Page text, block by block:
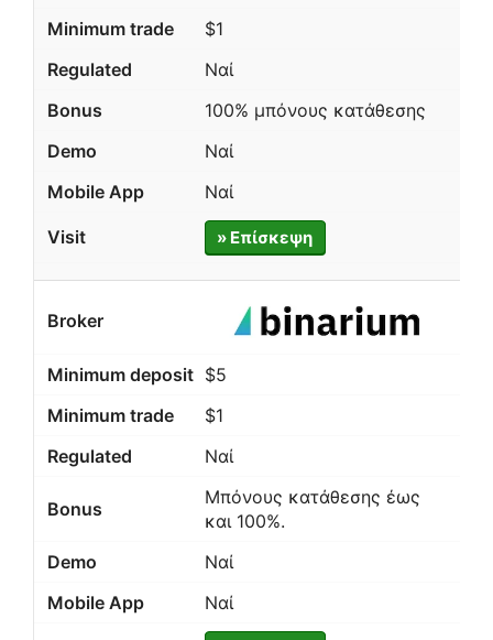
$1
Ναί
100% μπόνους κατάθεσης
Ναί
Ναί
» Επίσκεψη
$5
$1
Ναί
Μπόνους κατάθεσης έως
και 100%.
Ναί
Ναί